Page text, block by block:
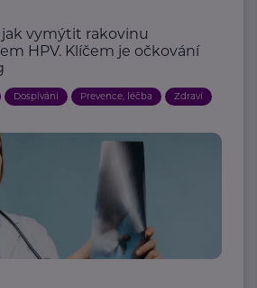
jak vymýtit rakovinu
HPV. Klíčem je očkování
Dospívání Prevence, léčba Zdraví